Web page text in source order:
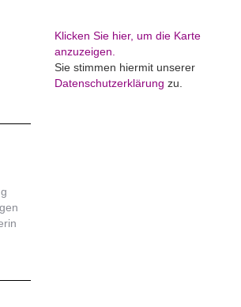
Klicken Sie hier, um die Karte
anzuzeigen.
Sie stimmen hiermit unserer
Datenschutzerklärung zu.